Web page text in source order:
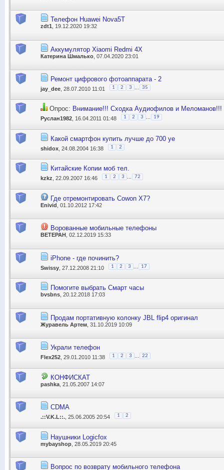
Телефон Huawei Nova5T
zdt1 , 19.12.2020 19:32
Аккумулятор Xiaomi Redmi 4X
Катерина Шмалько , 07.04.2020 23:01
Ремонт цифрового фотоаппарата - 2
jay_dee , 28.07.2010 11:01 1 2 3 35
Опрос: Внимание!!! Сходка Аудиофилов и Меломанов!!!
Руслан1982 , 16.04.2011 01:48 1 2 3 19
Какой смартфон купить лучше до 700 уе
shidox , 24.08.2004 16:38 1 2
Китайские Копии моб тел.
kzkz , 22.09.2007 16:46 1 2 3 72
Где отремонтировать Cowon X7?
Enivid , 01.10.2012 17:42
Ворованные мобильные телефоны
BETEPAH , 02.12.2019 15:33
iPhone - где починить?
Swissy , 27.12.2008 21:10 1 2 3 17
Помогите выбрать Смарт часы
bvsbns , 20.12.2018 17:03
Продам портативную колонку JBL flip4 оригинал
Журавель Артем , 31.10.2019 10:09
Украли телефон
Flex252 , 29.01.2010 11:38 1 2 3 22
КОНФИСКАТ
pashka , 21.05.2007 14:07
CDMA
.::V.K.L::. , 25.06.2005 20:54 1 2
Наушники Logicfox
mybayshop , 28.05.2019 20:45
Вопрос по возврату мобильного телефона